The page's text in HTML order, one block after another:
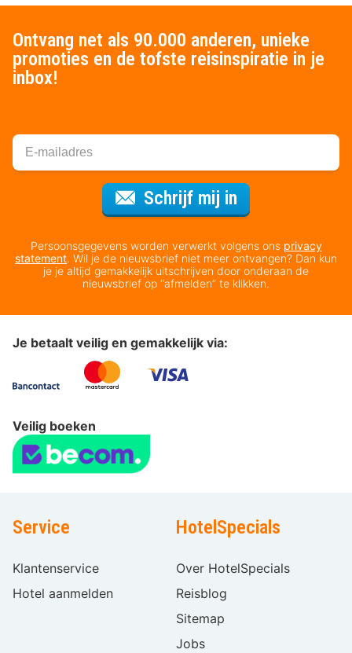
Ontvang net als 90.000 anderen, unieke
promoties en de tofste reisinspiratie in je
inbox!
Schrijf mij in
Persoonsgegevens worden verwerkt volgens ons privacy
statement. Wil je de nieuwsbrief niet meer ontvangen? Dan kun
je je altijd gemakkelijk uitschrijven door onderaan de
nieuwsbrief op “afmelden” te klikken.
Je betaalt veilig en gemakkelijk via:
Veilig boeken
Service
Klantenservice
Hotel aanmelden
HotelSpecials
Over HotelSpecials
Reisblog
Sitemap
Jobs